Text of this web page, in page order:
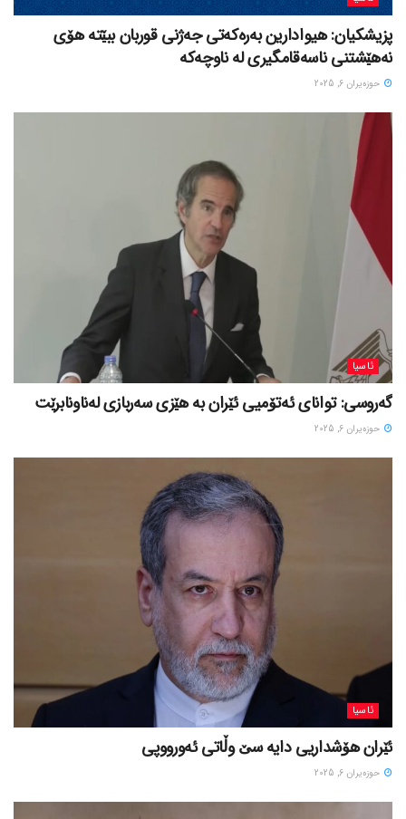
پزیشکیان: هیوادارین بەرەکەتی جەژنی قوربان ببێتە هۆی
نەهێشتنی ناسەقامگیری لە ناوچەکە
حوزه‌یران 6, 2025
ئاسیا
گەروسی: توانای ئەتۆمیی ئێران بە هێزی سەربازی لەناونابرێت
حوزه‌یران 6, 2025
ئاسیا
ئێران هۆشداریی دایە سێ وڵاتی ئەورووپی
حوزه‌یران 6, 2025